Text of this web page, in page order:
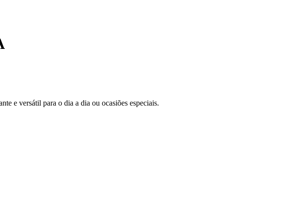
e versátil para o dia a dia ou ocasiões especiais.